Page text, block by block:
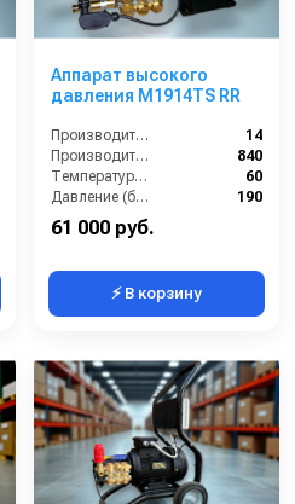
Аппарат высокого
давления М1914TS RR
Производительность (л/мин):
14
Производительность (л/ч):
840
Температура (°C):
60
Давление (бар):
190
61 000 руб.
⚡ В корзину